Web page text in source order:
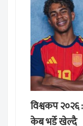
विश्वकप २०२६
केब भर्डे खेल्दै